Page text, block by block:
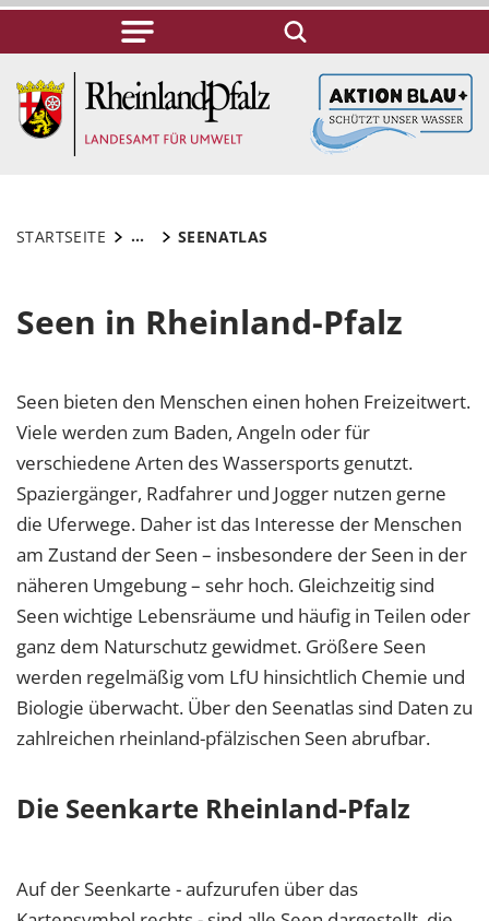
STARTSEITE ... SEENATLAS
Seen in Rheinland-Pfalz
Seen bieten den Menschen einen hohen Freizeitwert.
Viele werden zum Baden, Angeln oder für
verschiedene Arten des Wassersports genutzt.
Spaziergänger, Radfahrer und Jogger nutzen gerne
die Uferwege. Daher ist das Interesse der Menschen
am Zustand der Seen – insbesondere der Seen in der
näheren Umgebung – sehr hoch. Gleichzeitig sind
Seen wichtige Lebensräume und häufig in Teilen oder
ganz dem Naturschutz gewidmet. Größere Seen
werden regelmäßig vom LfU hinsichtlich Chemie und
Biologie überwacht. Über den Seenatlas sind Daten zu
zahlreichen rheinland-pfälzischen Seen abrufbar.
Die Seenkarte Rheinland-Pfalz
Auf der Seenkarte - aufzurufen über das